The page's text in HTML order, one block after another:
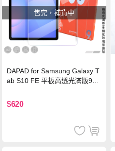
售完，補貨中
DAPAD for Samsung Galaxy T
ab S10 FE 平板高透光滿版9H
$620